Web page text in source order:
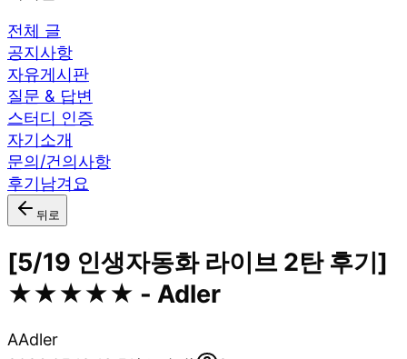
전체 글
공지사항
자유게시판
질문 & 답변
스터디 인증
자기소개
문의/건의사항
후기남겨요
뒤로
[5/19 인생자동화 라이브 2탄 후기]
★★★★★ - Adler
AAdler